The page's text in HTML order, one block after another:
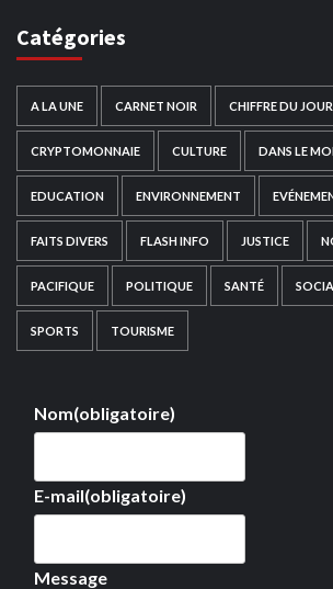
Catégories
A LA UNE CARNET NOIR CHIFFRE DU JOUR
CRYPTOMONNAIE CULTURE DANS LE
EDUCATION ENVIRONNEMENT
FAITS DIVERS FLASH INFO JUSTICE
PACIFIQUE POLITIQUE SANTÉ
SPORTS TOURISME
Nom(obligatoire)
E-mail(obligatoire)
Message